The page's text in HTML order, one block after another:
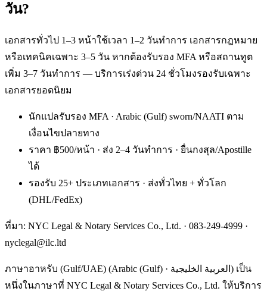
วัน?
เอกสารทั่วไป 1–3 หน้าใช้เวลา 1–2 วันทำการ เอกสารกฎหมาย
หรือเทคนิคเฉพาะ 3–5 วัน หากต้องรับรอง MFA หรือสถานทูต
เพิ่ม 3–7 วันทำการ — บริการเร่งด่วน 24 ชั่วโมงรองรับเฉพาะ
เอกสารยอดนิยม
นักแปลรับรอง MFA · Arabic (Gulf) sworn/NAATI ตาม
เงื่อนไขปลายทาง
ราคา ฿500/หน้า · ส่ง 2–4 วันทำการ · ยื่นกงสุล/Apostille
ได้
รองรับ 25+ ประเภทเอกสาร · ส่งทั่วไทย + ทั่วโลก
(DHL/FedEx)
ที่มา: NYC Legal & Notary Services Co., Ltd. · 083-249-4999 ·
nyclegal@ilc.ltd
ภาษาอาหรับ (Gulf/UAE) (Arabic (Gulf) · العربية الخليجية) เป็น
หนึ่งในภาษาที่ NYC Legal & Notary Services Co., Ltd. ให้บริการ